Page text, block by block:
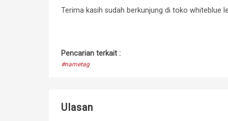
Terima kasih sudah berkunjung di toko whiteblue
Pencarian terkait :
#nametag
Ulasan